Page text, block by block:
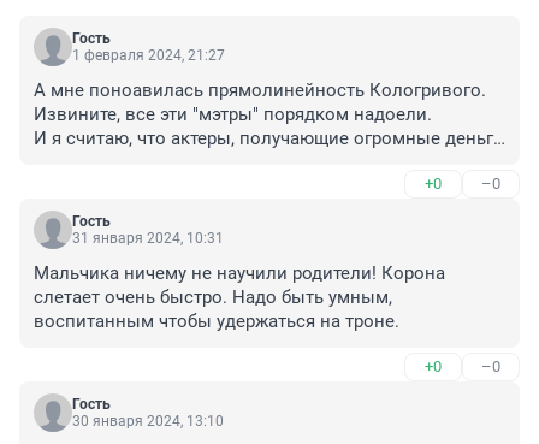
Гость
1 февраля 2024, 21:27
А мне поноавилась прямолинейность Кологривого.
Извините, все эти "мэтры" порядком надоели.
И я считаю, что актеры, получающие огромные деньги
обществе. Куда важнее для общества врач, инженер,
учитель, военный. Эти люди спасают жизни, создают
новые полезные вещи. А ты кривляния, песенки,
положительного несут людям.
Эти актеришки встали на защиту своего
неоправданно высокого заработка, вот и понемлась
+0 –0
Гость
31 января 2024, 10:31
Мальчика ничему не научили родители! Корона
слетает очень быстро. Надо быть умным,
воспитанным чтобы удержаться на троне.
+0 –0
Гость
30 января 2024, 13:10